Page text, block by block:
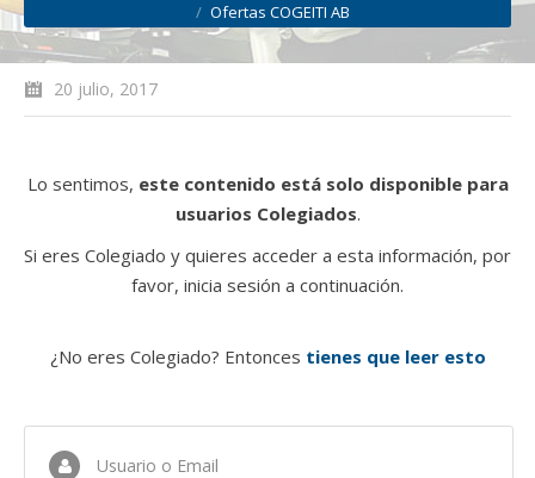
Ofertas COGEITI AB
20 julio, 2017
Lo sentimos, este contenido está solo disponible para
usuarios Colegiados.
Si eres Colegiado y quieres acceder a esta información, por
favor, inicia sesión a continuación.
¿No eres Colegiado? Entonces tienes que leer esto
Usuario o Email